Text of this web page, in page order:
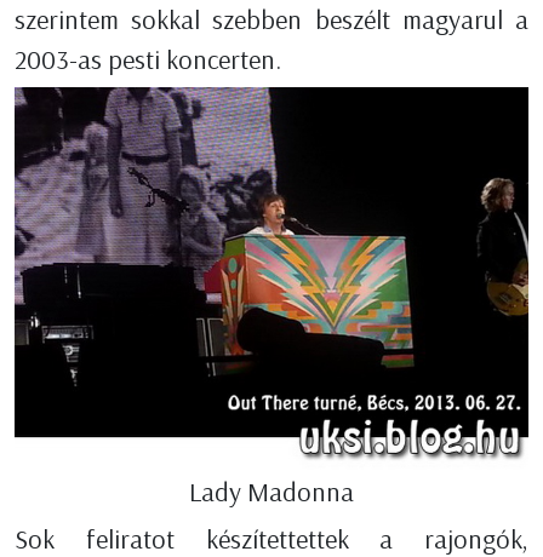
szerintem sokkal szebben beszélt magyarul a
2003-as pesti koncerten.
Lady Madonna
Sok feliratot készítettettek a rajongók,